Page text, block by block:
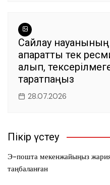
Сайлау
ақпаратты тек
алып,
таратпаңыз
28.07.2026
Пікір үстеу
Э-пошта мекенжайыңыз
таңбаланған